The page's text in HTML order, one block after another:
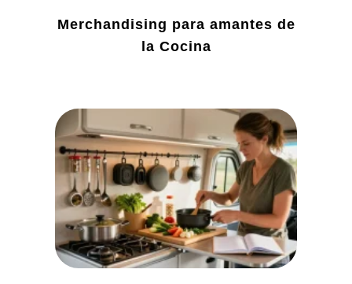
Merchandising para amantes de
la Cocina